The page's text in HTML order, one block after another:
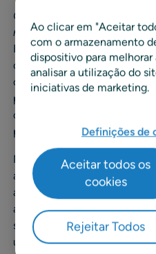
Oferecendo valor ao cliente
manufatura
Em 2025, empresas do
continuaram a investir na
capacidades de previsão,
promoções, espaço e
operações da cadeia de
programação da produção.
Mais de 200 dos mais de
a utilizar as capacidades de
aprendizagem automática
adoção de previsões
setores verticais e
um planeamento mais
Ao clicar em "Aceitar
com o armazenamento
dispositivo para
analisar a utilização do
iniciativas de marketing.
Definições de
Rejeitar Todos
Aceitar todos os
cookies